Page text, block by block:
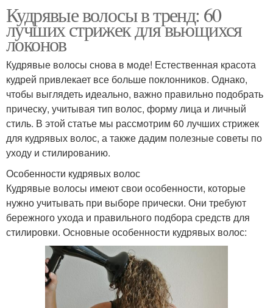
Кудрявые волосы в тренд: 60
лучших стрижек для вьющихся
локонов
Кудрявые волосы снова в моде! Естественная красота
кудрей привлекает все больше поклонников. Однако,
чтобы выглядеть идеально, важно правильно подобрать
прическу, учитывая тип волос, форму лица и личный
стиль. В этой статье мы рассмотрим 60 лучших стрижек
для кудрявых волос, а также дадим полезные советы по
уходу и стилированию.
Особенности кудрявых волос
Кудрявые волосы имеют свои особенности, которые
нужно учитывать при выборе прически. Они требуют
бережного ухода и правильного подбора средств для
стилировки. Основные особенности кудрявых волос: